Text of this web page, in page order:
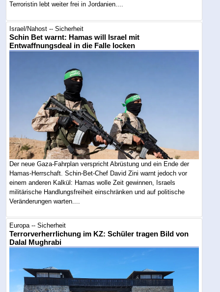
Terroristin lebt weiter frei in Jordanien....
Israel/Nahost -- Sicherheit
Schin Bet warnt: Hamas will Israel mit
Entwaffnungsdeal in die Falle locken
Der neue Gaza-Fahrplan verspricht Abrüstung und ein Ende der
Hamas-Herrschaft. Schin-Bet-Chef David Zini warnt jedoch vor
einem anderen Kalkül: Hamas wolle Zeit gewinnen, Israels
militärische Handlungsfreiheit einschränken und auf politische
Veränderungen warten....
Europa -- Sicherheit
Terrorverherrlichung im KZ: Schüler tragen Bild von
Dalal Mughrabi